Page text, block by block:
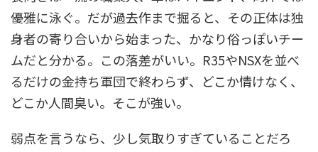
優雅に泳ぐ。だが過去作まで掘ると、その正体は独
身者の寄り合いから始まった、かなり俗っぽいチー
ムだと分かる。この落差がいい。R35やNSXを並べ
るだけの金持ち軍団で終わらず、どこか情けなく、
どこか人間臭い。そこが強い。
弱点を言うなら、少し気取りすぎていることだろ